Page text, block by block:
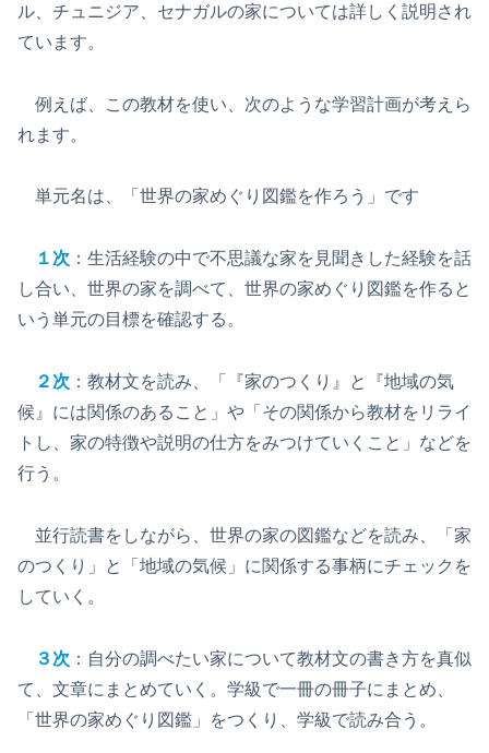
ル、チュニジア、セナガルの家については詳しく説明され
ています。
例えば、この教材を使い、次のような学習計画が考えら
れます。
単元名は、「世界の家めぐり図鑑を作ろう」です
１次 ：生活経験の中で不思議な家を見聞きした経験を話
し合い、世界の家を調べて、世界の家めぐり図鑑を作ると
いう単元の目標を確認する。
２次 ：教材文を読み、「『家のつくり』と『地域の気
候』には関係のあること」や「その関係から教材をリライ
トし、家の特徴や説明の仕方をみつけていくこと」などを
行う。
並行読書をしながら、世界の家の図鑑などを読み、「家
のつくり」と「地域の気候」に関係する事柄にチェックを
していく。
３次 ：自分の調べたい家について教材文の書き方を真似
て、文章にまとめていく。学級で一冊の冊子にまとめ、
「世界の家めぐり図鑑」をつくり、学級で読み合う。